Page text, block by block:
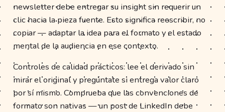
newsletter debe entregar su insight sin requerir un
clic hacia la pieza fuente. Esto significa reescribir, no
copiar — adaptar la idea para el formato y el estado
mental de la audiencia en ese contexto.
Controles de calidad prácticos: lee el derivado sin
mirar el original y pregúntate si entrega valor claro
por sí mismo. Comprueba que las convenciones de
formato son nativas — un post de LinkedIn debe